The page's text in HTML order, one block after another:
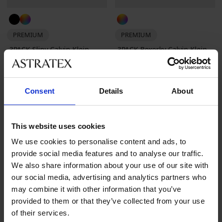
Consent Details About
This website uses cookies
We use cookies to personalise content and ads, to
provide social media features and to analyse our traffic.
We also share information about your use of our site with
our social media, advertising and analytics partners who
may combine it with other information that you’ve
provided to them or that they’ve collected from your use
of their services.
PREMIUM
3PACK Slipy Calvin Klein
Cotton Stretch I
1 199 Kč
PREMIUM
3PACK Boxerky Calvin Klein
Microfiber Stretch